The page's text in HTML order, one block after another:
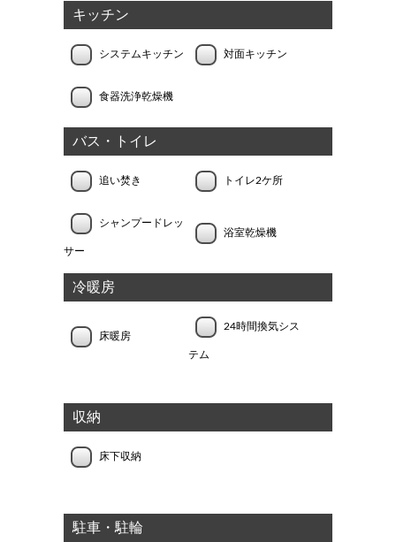
キッチン
システムキッチン 対面キッチン
食器洗浄乾燥機
バス・トイレ
追い焚き トイレ2ケ所
シャンプードレッ
サー
浴室乾燥機
冷暖房
床暖房
24時間換気シス
テム
収納
床下収納
駐車・駐輪